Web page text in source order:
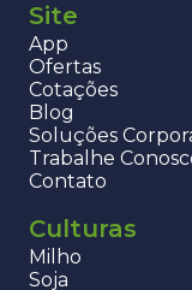
Site
App
Ofertas
Cotações
Blog
Soluções
Trabalhe
Contato
Culturas
Milho
Soja